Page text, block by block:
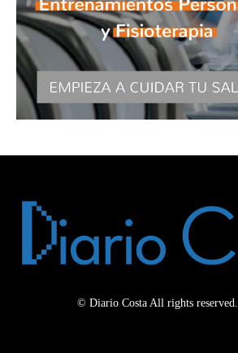
© Diario Costa All rights reserved.